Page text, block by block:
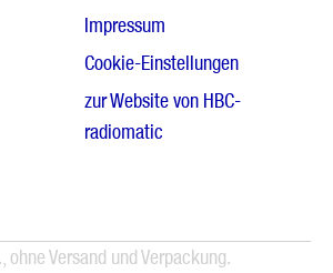
Impressum
Cookie-Einstellungen
zur Website von HBC-
radiomatic
Versand und Verpackung.